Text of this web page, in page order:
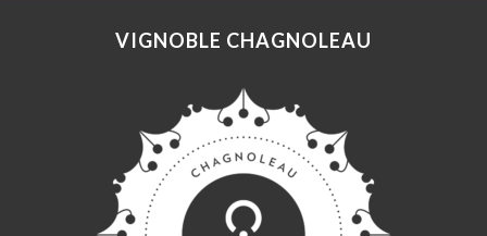
VIGNOBLE CHAGNOLEAU